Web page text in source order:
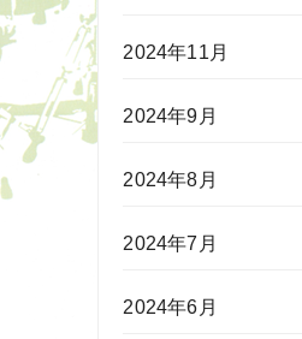
2024年11月
2024年9月
2024年8月
2024年7月
2024年6月